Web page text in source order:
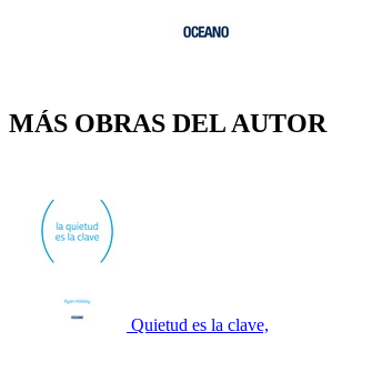
MÁS OBRAS DEL AUTOR
Quietud es la clave,